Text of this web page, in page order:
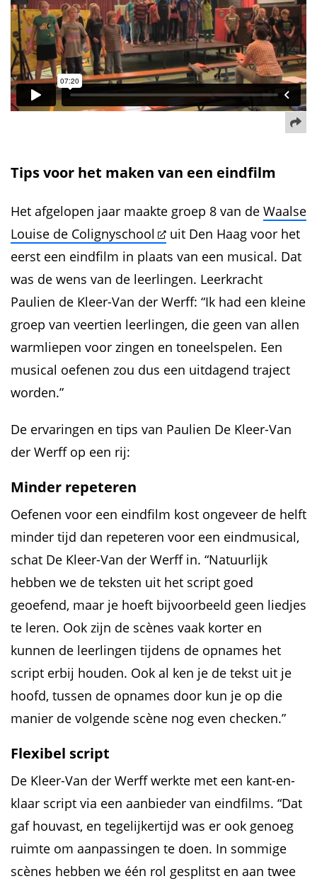
Tips voor het maken van een eindfilm
Het afgelopen jaar maakte groep 8 van de Waalse
Louise de Colignyschool
uit Den Haag voor het
eerst een eindfilm in plaats van een musical. Dat
was de wens van de leerlingen. Leerkracht
Paulien de Kleer-Van der Werff: “Ik had een kleine
groep van veertien leerlingen, die geen van allen
warmliepen voor zingen en toneelspelen. Een
musical oefenen zou dus een uitdagend traject
worden.”
De ervaringen en tips van Paulien De Kleer-Van
der Werff op een rij:
Minder repeteren
Oefenen voor een eindfilm kost ongeveer de helft
minder tijd dan repeteren voor een eindmusical,
schat De Kleer-Van der Werff in. “Natuurlijk
hebben we de teksten uit het script goed
geoefend, maar je hoeft bijvoorbeeld geen liedjes
te leren. Ook zijn de scènes vaak korter en
kunnen de leerlingen tijdens de opnames het
script erbij houden. Ook al ken je de tekst uit je
hoofd, tussen de opnames door kun je op die
manier de volgende scène nog even checken.”
Flexibel script
De Kleer-Van der Werff werkte met een kant-en-
klaar script via een aanbieder van eindfilms. “Dat
gaf houvast, en tegelijkertijd was er ook genoeg
ruimte om aanpassingen te doen. In sommige
scènes hebben we één rol gesplitst en aan twee